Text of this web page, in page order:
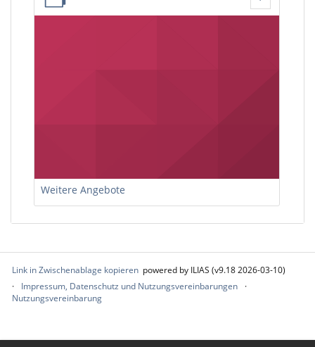
Weitere Angebote
Link in Zwischenablage kopieren powered by ILIAS (v9.18 2026-03-10)
Impressum, Datenschutz und Nutzungsvereinbarungen
Nutzungsvereinbarung